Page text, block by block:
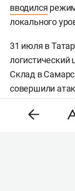
вводился
локального
31 июля в
логистический
Склад в
совершили
атаковали